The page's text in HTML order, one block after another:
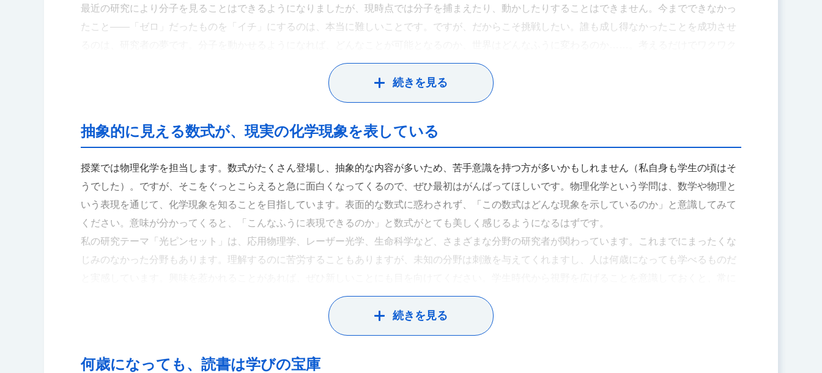
最近の研究により分子を見ることはできるようになりましたが、現時点では分子を捕まえたり、動かしたりすることはできません。今までできなかっ
たこと――「ゼロ」だったものを「イチ」にするのは、本当に難しいことです。ですが、だからこそ挑戦したい。誰も成し得なかったことを成功させ
続きを見る
抽象的に見える数式が、現実の化学現象を表している
授業では物理化学を担当します。数式がたくさん登場し、抽象的な内容が多いため、苦手意識を持つ方が多いかもしれません（私自身も学生の頃はそ
うでした）。ですが、そこをぐっとこらえると急に面白くなってくるので、ぜひ最初はがんばってほしいです。物理化学という学問は、数学や物理と
いう表現を通じて、化学現象を知ることを目指しています。表面的な数式に惑わされず、「この数式はどんな現象を示しているのか」と意識してみて
ください。意味が分かってくると、「こんなふうに表現できるのか」と数式がとても美しく感じるようになるはずです。
私の研究テーマ「光ピンセット」は、応用物理学、レーザー光学、生命科学など、さまざまな分野の研究者が関わっています。これまでにまったくな
じみのなかった分野もあります。理解するのに苦労することもありますが、未知の分野は刺激を与えてくれますし、人は何歳になっても学べるものだ
新しい発見があり、やがては自分が生き生きと活躍できるフィールドが見つかるでしょう。
続きを見る
何歳になっても、読書は学びの宝庫